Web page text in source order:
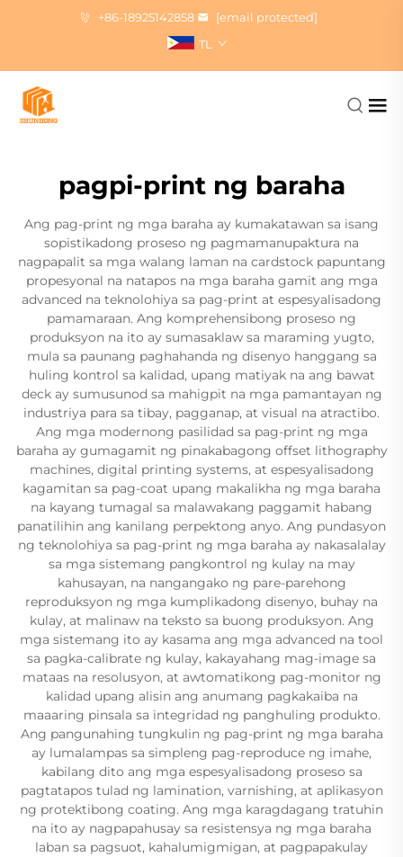
+86-18925142858
[email protected]
TL
pagpi-print ng baraha
Ang pag-print ng mga baraha ay kumakatawan sa isang
sopistikadong proseso ng pagmamanupaktura na
nagpapalit sa mga walang laman na cardstock papuntang
propesyonal na natapos na mga baraha gamit ang mga
advanced na teknolohiya sa pag-print at espesyalisadong
pamamaraan. Ang komprehensibong proseso ng
produksyon na ito ay sumasaklaw sa maraming yugto,
mula sa paunang paghahanda ng disenyo hanggang sa
huling kontrol sa kalidad, upang matiyak na ang bawat
deck ay sumusunod sa mahigpit na mga pamantayan ng
industriya para sa tibay, pagganap, at visual na atractibo.
Ang mga modernong pasilidad sa pag-print ng mga
baraha ay gumagamit ng pinakabagong offset lithography
machines, digital printing systems, at espesyalisadong
kagamitan sa pag-coat upang makalikha ng mga baraha
na kayang tumagal sa malawakang paggamit habang
panatilihin ang kanilang perpektong anyo. Ang pundasyon
ng teknolohiya sa pag-print ng mga baraha ay nakasalalay
sa mga sistemang pangkontrol ng kulay na may
kahusayan, na nangangako ng pare-parehong
reproduksyon ng mga kumplikadong disenyo, buhay na
kulay, at malinaw na teksto sa buong produksyon. Ang
mga sistemang ito ay kasama ang mga advanced na tool
sa pagka-calibrate ng kulay, kakayahang mag-image sa
mataas na resolusyon, at awtomatikong pag-monitor ng
kalidad upang alisin ang anumang pagkakaiba na
maaaring pinsala sa integridad ng panghuling produkto.
Ang pangunahing tungkulin ng pag-print ng mga baraha
ay lumalampas sa simpleng pag-reproduce ng imahe,
kabilang dito ang mga espesyalisadong proseso sa
pagtatapos tulad ng lamination, varnishing, at aplikasyon
ng protektibong coating. Ang mga karagdagang tratuhin
na ito ay nagpapahusay sa resistensya ng mga baraha
laban sa pagsuot, kahalumigmigan, at pagpapakulay